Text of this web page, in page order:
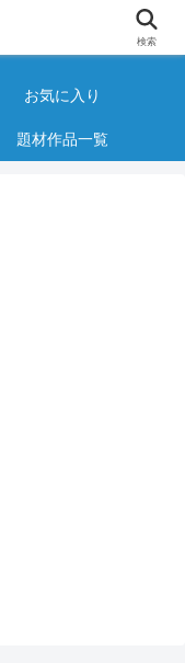
する情報サイト
お気に入り
題材作品一覧
検索